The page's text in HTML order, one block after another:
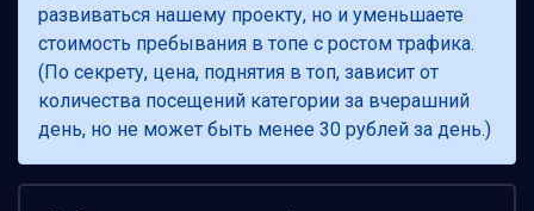
развиваться нашему проекту, но и уменьшаете
стоимость пребывания в топе с ростом трафика.
(По секрету, цена, поднятия в топ, зависит от
количества посещений категории за вчерашний
день, но не может быть менее 30 рублей за день.)